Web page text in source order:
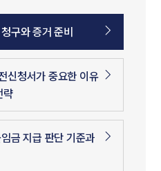
구와 증거 준비
신청서가 중요한 이유
략
금 지급 판단 기준과